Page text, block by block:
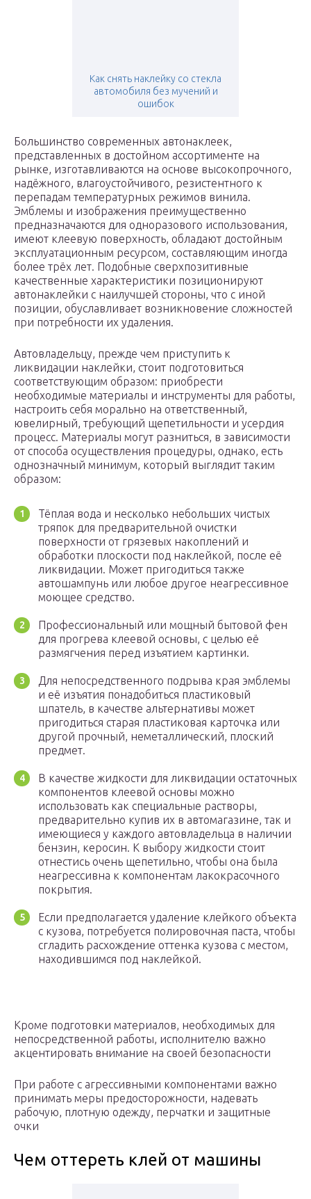
Как снять наклейку со стекла
автомобиля без мучений и
ошибок
Большинство современных автонаклеек,
представленных в достойном ассортименте на
рынке, изготавливаются на основе высокопрочного,
надёжного, влагоустойчивого, резистентного к
перепадам температурных режимов винила.
Эмблемы и изображения преимущественно
предназначаются для одноразового использования,
имеют клеевую поверхность, обладают достойным
эксплуатационным ресурсом, составляющим иногда
более трёх лет. Подобные сверхпозитивные
качественные характеристики позиционируют
автонаклейки с наилучшей стороны, что с иной
позиции, обуславливает возникновение сложностей
при потребности их удаления.
Автовладельцу, прежде чем приступить к
ликвидации наклейки, стоит подготовиться
соответствующим образом: приобрести
необходимые материалы и инструменты для работы,
настроить себя морально на ответственный,
ювелирный, требующий щепетильности и усердия
процесс. Материалы могут разниться, в зависимости
от способа осуществления процедуры, однако, есть
однозначный минимум, который выглядит таким
образом:
Тёплая вода и несколько небольших чистых
тряпок для предварительной очистки
поверхности от грязевых накоплений и
обработки плоскости под наклейкой, после её
ликвидации. Может пригодиться также
автошампунь или любое другое неагрессивное
моющее средство.
Профессиональный или мощный бытовой фен
для прогрева клеевой основы, с целью её
размягчения перед изъятием картинки.
Для непосредственного подрыва края эмблемы
и её изъятия понадобиться пластиковый
шпатель, в качестве альтернативы может
пригодиться старая пластиковая карточка или
другой прочный, неметаллический, плоский
предмет.
В качестве жидкости для ликвидации остаточных
компонентов клеевой основы можно
использовать как специальные растворы,
предварительно купив их в автомагазине, так и
имеющиеся у каждого автовладельца в наличии
бензин, керосин. К выбору жидкости стоит
отнестись очень щепетильно, чтобы она была
неагрессивна к компонентам лакокрасочного
покрытия.
Если предполагается удаление клейкого объекта
с кузова, потребуется полировочная паста, чтобы
сгладить расхождение оттенка кузова с местом,
находившимся под наклейкой.
Кроме подготовки материалов, необходимых для
непосредственной работы, исполнителю важно
акцентировать внимание на своей безопасности
При работе с агрессивными компонентами важно
принимать меры предосторожности, надевать
рабочую, плотную одежду, перчатки и защитные
очки
Чем оттереть клей от машины